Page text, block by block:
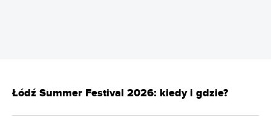
Łódź Summer Festival 2026: kiedy i gdzie?